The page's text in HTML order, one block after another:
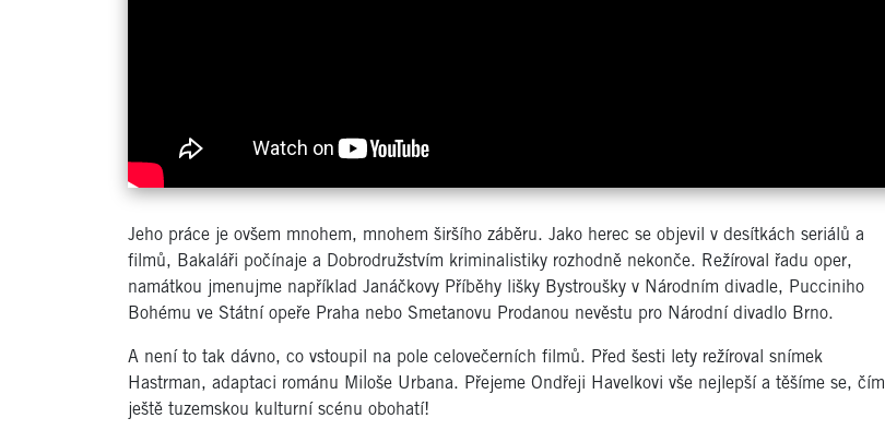
Jeho práce je ovšem mnohem, mnohem širšího záběru. Jako herec se objevil v desítkách seriálů a
filmů, Bakaláři počínaje a Dobrodružstvím kriminalistiky rozhodně nekonče. Režíroval řadu oper,
namátkou jmenujme například Janáčkovy Příběhy lišky Bystroušky v Národním divadle, Pucciniho
Bohému ve Státní opeře Praha nebo Smetanovu Prodanou nevěstu pro Národní divadlo Brno.
A není to tak dávno, co vstoupil na pole celovečerních filmů. Před šesti lety režíroval snímek
Hastrman, adaptaci románu Miloše Urbana. Přejeme Ondřeji Havelkovi vše nejlepší a těšíme se, čím
ještě tuzemskou kulturní scénu obohatí!